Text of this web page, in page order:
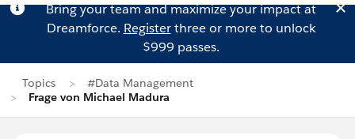
Bring your team and maximize your impact at
Dreamforce. Registerthree or more to unlock
$999 passes.
Topics
#Data Management
Frage von Michael Madura